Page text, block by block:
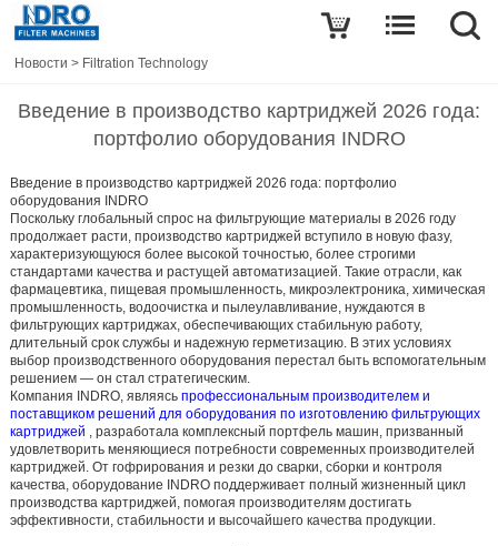
Новости > Filtration Technology
Введение в производство картриджей 2026 года:
портфолио оборудования INDRO
Введение в производство картриджей 2026 года: портфолио
оборудования INDRO
Поскольку глобальный спрос на фильтрующие материалы в 2026 году
продолжает расти, производство картриджей вступило в новую фазу,
характеризующуюся более высокой точностью, более строгими
стандартами качества и растущей автоматизацией. Такие отрасли, как
фармацевтика, пищевая промышленность, микроэлектроника, химическая
промышленность, водоочистка и пылеулавливание, нуждаются в
фильтрующих картриджах, обеспечивающих стабильную работу,
длительный срок службы и надежную герметизацию. В этих условиях
выбор производственного оборудования перестал быть вспомогательным
решением — он стал стратегическим.
Компания INDRO, являясь профессиональным производителем и
поставщиком решений для оборудования по изготовлению фильтрующих
картриджей , разработала комплексный портфель машин, призванный
удовлетворить меняющиеся потребности современных производителей
картриджей. От гофрирования и резки до сварки, сборки и контроля
качества, оборудование INDRO поддерживает полный жизненный цикл
производства картриджей, помогая производителям достигать
эффективности, стабильности и высочайшего качества продукции.